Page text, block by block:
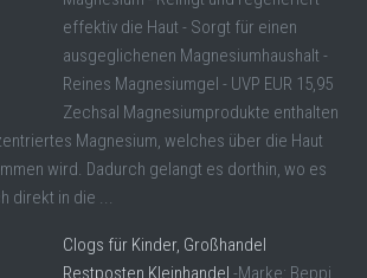
effektiv die Haut - Sorgt für einen
ausgeglichenen Magnesiumhaushalt -
Reines Magnesiumgel - UVP EUR 15,95
Zechsal Magnesiumprodukte enthalten
Magnesium, welches über die Haut
wird. Dadurch gelangt es dorthin, wo es
direkt in die ...
Clogs für Kinder, Großhandel
Restposten Kleinhandel -Marke: Beppi,